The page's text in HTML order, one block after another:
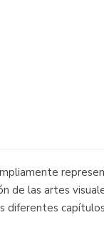
de las artes
diferentes